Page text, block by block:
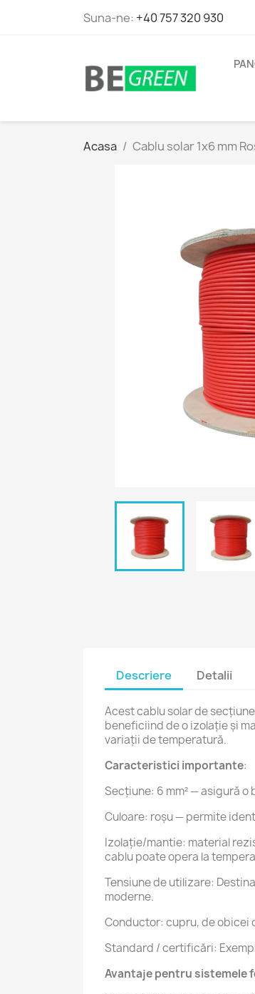
Suna-ne: +40 757 320 930
Acasa Cablu solar 1x6 mm
Descriere Detalii
Acest cablu solar de secțiune
beneficiind de o izolație și
variații de temperatură.
Caracteristici importante:
Secțiune: 6 mm² — asigură
Culoare: roșu — permite
Izolație/mantie: material
cablu poate opera la
Tensiune de utilizare:
moderne.
Conductor: cupru, de
Standard / certificări:
Avantaje pentru sistemele